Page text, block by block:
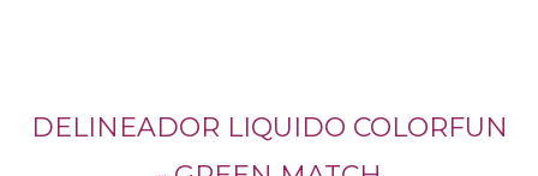
DELINEADOR LIQUIDO COLORFUN